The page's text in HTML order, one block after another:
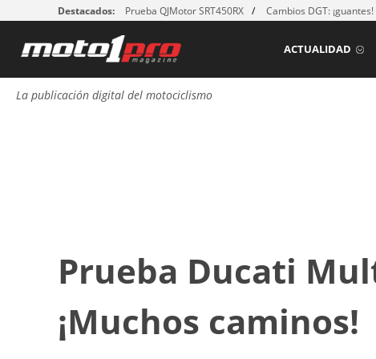
Destacados: Prueba QJMotor SRT450RX Cambios DGT: ¡guantes!
ACTUALIDAD
La publicación digital del motociclismo
Prueba Ducati
¡Muchos caminos!